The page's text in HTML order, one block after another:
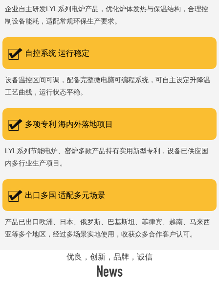
企业自主研发LYL系列电炉产品，优化炉体发热与保温结构，合理控
制设备能耗，适配常规环保生产要求。
自控系统 运行稳定
设备温控区间可调，配备完整微电脑可编程系统，可自主设定升降温
工艺曲线，运行状态平稳。
多项专利 海内外落地项目
LYL系列节能电炉、窑炉多款产品持有实用新型专利，设备已供应国
内多行业生产项目。
出口多国 适配多元场景
产品已出口欧洲、日本、俄罗斯、巴基斯坦、菲律宾、越南、马来西
亚等多个地区，经过多场景实地使用，收获众多合作客户认可。
优良，创新，品牌，诚信
News